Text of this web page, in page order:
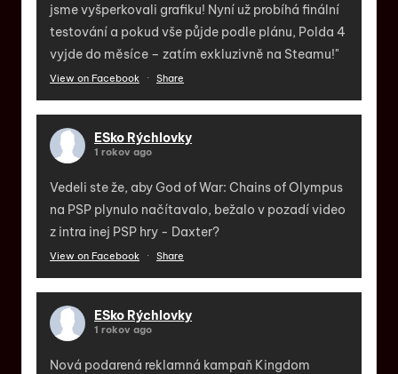
jsme vyšperkovali grafiku! Nyní už probíhá finální
testování a pokud vše půjde podle plánu, Polda 4
vyjde do měsíce – zatím exkluzivně na Steamu!"
View on Facebook · Share
ESko Rýchlovky
1 rokov ago
Vedeli ste že, aby God of War: Chains of Olympus
na PSP plynulo načítavalo, bežalo v pozadí video
z intra inej PSP hry - Daxter?
View on Facebook · Share
ESko Rýchlovky
1 rokov ago
Nová podarená reklamná kampaň Kingdom